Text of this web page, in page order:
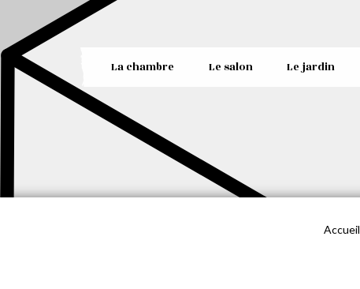
La chambre Le salon Le jardin
Accueil